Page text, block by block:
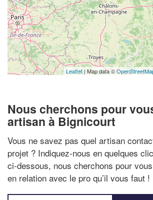
Leaflet | Map data ©
Nous cherchons pour
artisan à Bignicourt
Vous ne savez pas quel artisan
projet ? Indiquez-nous en quelques
ci-dessous, nous cherchons pour
en relation avec le pro qu’il vous faut !